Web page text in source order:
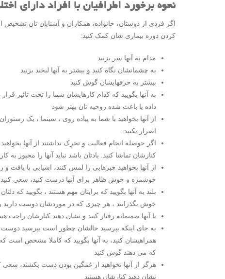
نحوه برخورد اطرافیان با افراد دارای
اگر فردی از دوستان، خانواده، همکاران و آشنایان تان
کردن دوره بیماری شان کمک کنید:
مدام به آنها سر بزنید
به چشمانشان نگاه کنید و بیشتر به آنها لبخند بزنید
بیشتر به حرفهایشان گوش کنید
به آنها بگویید که کدام کارهایشان شما را تحت تاثیر
داده یا باعث شده روحیه تان بهتر شود
از آنها بخواهید با شما به پیاده روی ، سینما ، یک
اصرار نکنید.
اگر حوصله انجام فعالیت و تحرک نداشتند از آنها
کنارشان تماشا کنید. یادتان باشد نباید آنها را مجبور به
از آنها بخواهید چیزهایی را لمس کنند، اشیایی با بافت
خوشمزه و خوش ظاهر برای آنها درست کنید، سعی کنید
بلند به آنها بگویید که برایتان مهم هستند ، بگویید که
خوش بگذرانند ، هر چیزی که در موردشان دوست دارید را
با آنها صمیمانه رفتار کنید و نشان دهید کنارشان راحت
به جای اینکه بپرسید حالشان چطور است بپرسید دوست
همراهیشان کنید، به آنها بگویید که کاملا مشخص است
که می دهند گوش کنید
هرگز از آنها نخواهید از غمگین بودن دست بکشند، سعی
نشان دهید کنارشان هستید